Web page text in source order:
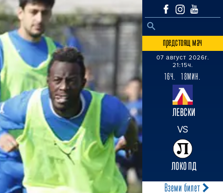
Search
SEARCH BUTTON
предстоящ мач
07 август 2026г.
21:15ч.
16Ч. 18МИН.
ЛЕВСКИ
VS
ЛОКО ПД
Вземи билет